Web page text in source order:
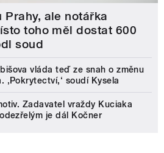
ale notářka
toho měl dostat 600
soud
vláda teď ze snah o změnu
‚Pokrytectví,‘ soudí Kysela
Zadavatel vraždy Kuciaka
je dál Kočner